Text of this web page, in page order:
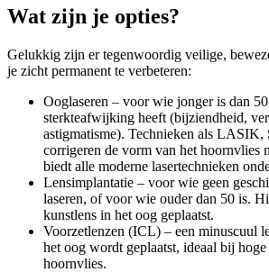
Wat zijn je opties?
Gelukkig zijn er tegenwoordig veilige,
je zicht permanent te verbeteren:
Ooglaseren – voor wie jonger is dan 50
sterkteafwijking heeft (bijziendheid,
astigmatisme). Technieken als
corrigeren de vorm van het hoornvlies
biedt alle moderne lasertechnieken
Lensimplantatie – voor wie geen
laseren, of voor wie ouder dan 50 is.
kunstlens in het oog geplaatst.
Voorzetlenzen (ICL) – een minuscuul
het oog wordt geplaatst, ideaal bij
hoornvlies.